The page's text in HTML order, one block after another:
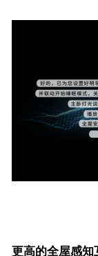
更高的全屋感知